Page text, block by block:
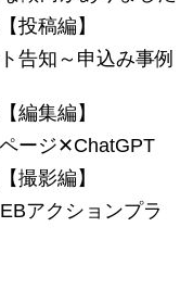
投稿編】
告知～申込み事例
編集編】
ージ✕ChatGPT
撮影編】
アクションプラ